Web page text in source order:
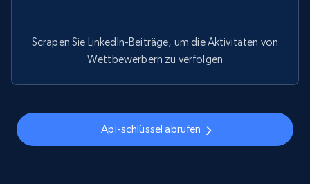
Youtube - Videos posts - Discovery records
URL, Title, Youtuber, Youtuber md5, Video url,
Scrapen Sie LinkedIn-Beiträge, um die Aktivitäten von
Wettbewerbern zu verfolgen
Api-schlüssel abrufen